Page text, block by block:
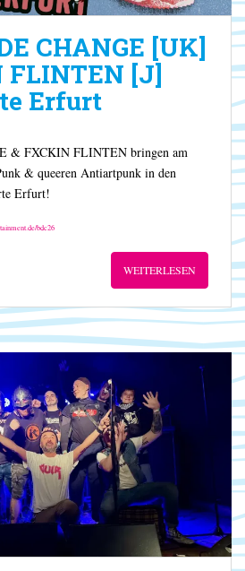
CHANGE [UK]
FLINTEN [J]
Erfurt
& FXCKIN FLINTEN bringen am
& queeren Antiartpunk in den
Erfurt!
bdc26
WEITERLESEN